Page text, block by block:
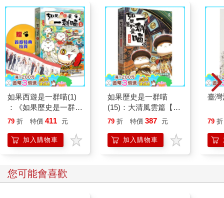
蘇珊‧坎恩（Susan Cain）在為內向者撰寫的開創性著作《安靜，
就是力量》中指出，一七九○年時，美國只有百分之三的人口住在
城市。到了一八四○年，比例變成了百分之八，而一九三○年時，
已經超過了三分之一。
在人煙稀少的鄉村地區，大家都彼此認識，你的名聲就是一切。
但隨著越來越多人搬到都市居住，這種社區的人際網絡與日常生
活之間的關聯就變得越來越薄弱。如同坎恩指出的，自助書的焦
點也從「內在美德」逐漸轉向了「外在魅力」。
同時，由於工業革命的影響，工廠生產的商品數量超出了當地市
場的需求，於是這些工廠開始派遣推銷員到全國各地兜售產品。
家。不管是商人、牙醫還是其他行業，都承擔不起被認定「不誠
實」或「算計他人」的風險。
就如同《哈佛商業評論》（Harvard Business Review）在〈美國
的，這些四處遊走的推銷員根本無須擔心自己的聲譽。他們不會
和遇見的任何人建立有意義的關係，因為做生意的對象都是素昧
如果西遊是一群喵(1)
：《如果歷史是一群
喵》作者最新力作，附
79 折 特價 411 元
加入購物車
如果歷史是一群喵
(15)：大清風雲篇【萌
貓漫畫學歷史】
79 折 特價 387 元
加入購物車
臺
79 折
您可能會喜歡